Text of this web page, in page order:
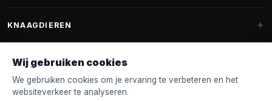
Hondenspeelgoed
Halsband & Lijn
Krabpalen voor Maine Coon
Kattenmanden
Vogelvoer binnenvogels
Voederhuisjes
Nestkastjes & Nesting
KNAAGDIEREN
Knaagdierenvoer
Accessoires
Wij gebruiken cookies
We gebruiken cookies om je ervaring te verbeteren en het
websiteverkeer te analyseren.